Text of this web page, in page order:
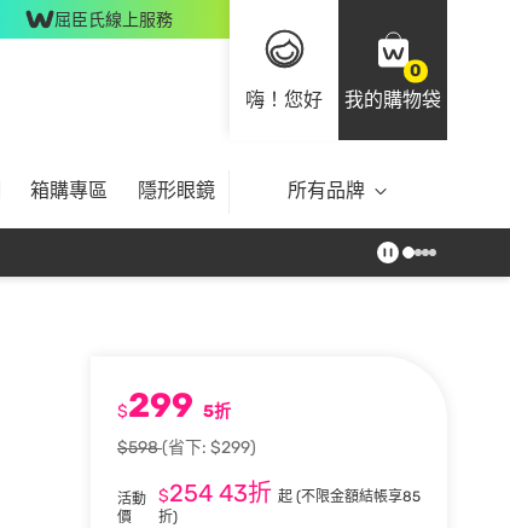
屈臣氏線上服務
嗨！您好
0
我的購物袋
箱購專區 隱形眼鏡 所有品牌
$299 5折
$598(省下: $299)
活動
價
$25443折 起 (不限金額結帳享85
折)